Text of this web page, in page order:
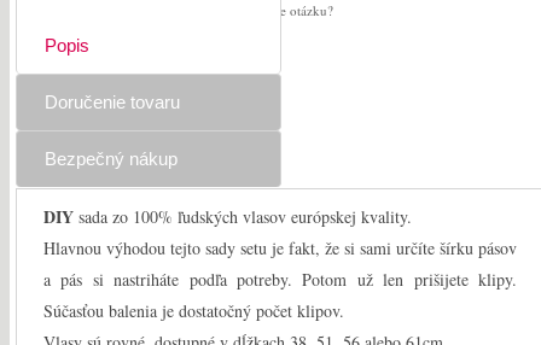
Máte otázku?
Popis
Doručenie tovaru
Bezpečný nákup
DIY sada zo 100% ľudských vlasov európskej kvality.
Hlavnou výhodou tejto sady setu je fakt, že si sami určíte šírku pásov
a pás si nastriháte podľa potreby. Potom už len prišijete klipy.
Súčasťou balenia je dostatočný počet klipov.